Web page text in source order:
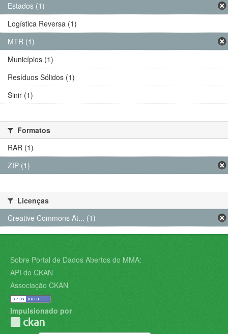
Estados (1)
Logística Reversa (1)
MTR (1)
Municípios (1)
Resíduos Sólidos (1)
Sinir (1)
Formatos
RAR (1)
ZIP (1)
Licenças
Creative Commons At... (1)
Sobre Portal de Dados Abertos do MMA:
API do CKAN
Associação CKAN
Impulsionado por